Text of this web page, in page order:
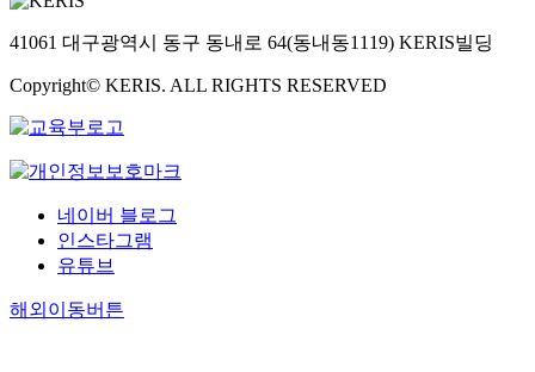
41061 대구광역시 동구 동내로 64(동내동1119) KERIS빌딩
Copyright© KERIS. ALL RIGHTS RESERVED
네이버 블로그
인스타그램
유튜브
해외이동버튼